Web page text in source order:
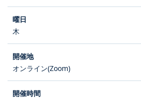
木
オンライン(Zoom)